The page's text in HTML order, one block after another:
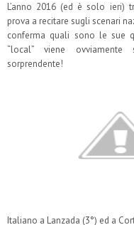
L’anno 2016 (ed è solo ieri)
prova a recitare sugli scenari
conferma quali sono le sue
“local” viene
sorprendente!
Italiano a Lanzada (3°) ed a